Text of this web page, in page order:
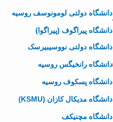
دانشگاه دولتی لومونوسف روسیه
دانشگاه پیراگوف (پیراگوا)
دانشگاه دولتی نووسیبیرسک
دانشگاه رانخیگس روسیه
دانشگاه پسکوف روسیه
دانشگاه مدیکال کازان (KSMU)
دانشگاه مچنیکف